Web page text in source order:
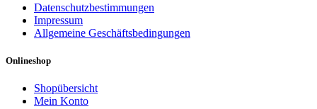
Datenschutzbestimmungen
Impressum
Allgemeine Geschäftsbedingungen
Onlineshop
Shopübersicht
Mein Konto